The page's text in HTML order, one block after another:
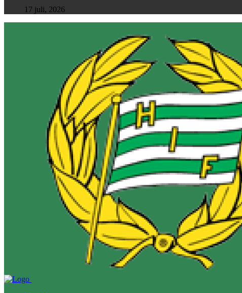
17 juli, 2026